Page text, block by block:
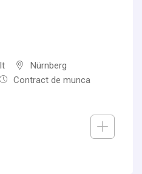
Nürnberg
Contract de munca